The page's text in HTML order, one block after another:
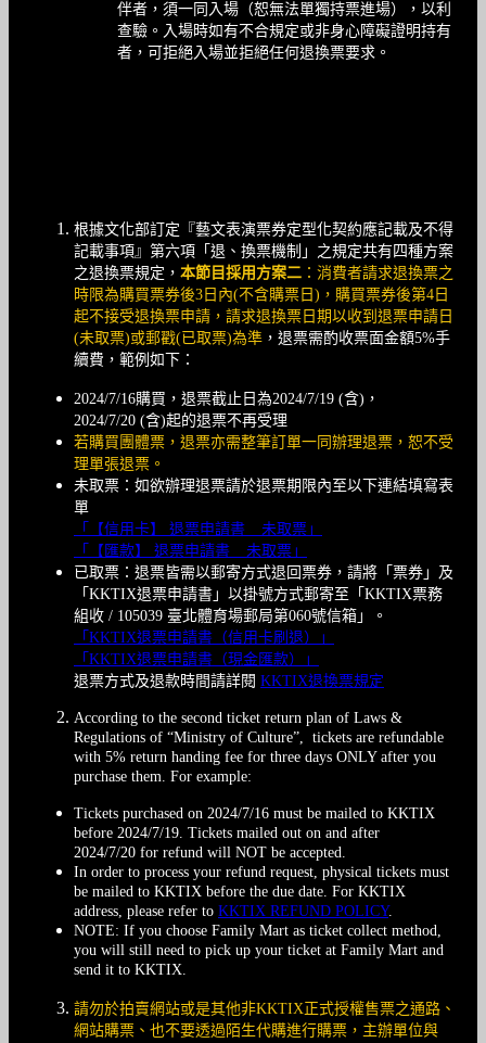
伴者，須一同入場（恕無法單獨持票進場），以利
查驗。入場時如有不合規定或非身心障礙證明持有
者，可拒絕入場並拒絕任何退換票要求。
根據文化部訂定『藝文表演票券定型化契約應記載及不得
記載事項』第六項「退、換票機制」之規定共有四種方案
之退換票規定， 本節目採用方案二 ：消費者請求退換票之
時限為購買票券後3日內(不含購票日)，購買票券後第4日
起不接受退換票申請，請求退換票日期以收到退票申請日
(未取票)或郵戳(已取票)為準 ，退票需酌收票面金額5%手
續費，範例如下：
2024/7/16購買，退票截止日為2024/7/19 (含)，
2024/7/20 (含)起的退票不再受理
若購買團體票，退票亦需整筆訂單一同辦理退票，恕不受
理單張退票。
未取票：如欲辦理退票請於退票期限內至以下連結填寫表
單
「【信用卡】 退票申請書 _ 未取票」
「【匯款】 退票申請書 _ 未取票」
已取票：退票皆需以郵寄方式退回票券，請將「票券」及
「KKTIX退票申請書」以掛號方式郵寄至「KKTIX票務
組收 / 105039 臺北體育場郵局第060號信箱」。
「KKTIX退票申請書（信用卡刷退）」
「KKTIX退票申請書（現金匯款）」
退票方式及退款時間請詳閱 KKTIX退換票規定
According to the second ticket return plan of Laws &
Regulations of “Ministry of Culture”, tickets are refundable
with 5% return handing fee for three days ONLY after you
purchase them. For example:
Tickets purchased on 2024/7/16 must be mailed to KKTIX
before 2024/7/19. Tickets mailed out on and after
2024/7/20 for refund will NOT be accepted.
In order to process your refund request, physical tickets must
be mailed to KKTIX before the due date. For KKTIX
address, please refer to KKTIX REFUND POLICY.
NOTE: If you choose Family Mart as ticket collect method,
you will still need to pick up your ticket at Family Mart and
send it to KKTIX.
請勿於拍賣網站或是其他非KKTIX正式授權售票之通路、
網站購票、也不要透過陌生代購進行購票，主辦單位與